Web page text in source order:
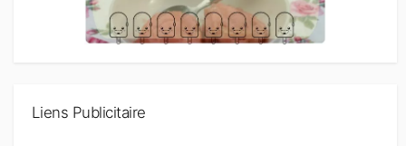
Liens Publicitaire